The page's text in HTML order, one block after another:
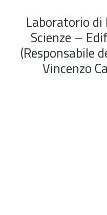
Laboratorio
Scienze –
(Responsabile
Vincenzo